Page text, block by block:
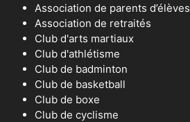
Association de parents d’élèves
Association de retraités
Club d'arts martiaux
Club d'athlétisme
Club de badminton
Club de basketball
Club de boxe
Club de cyclisme